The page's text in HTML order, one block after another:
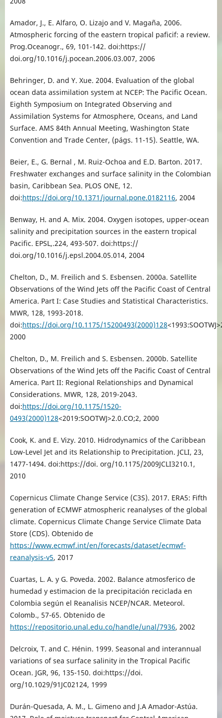
Amador, J., E. Alfaro, O. Lizajo and V. Magaña, 2006.
Atmospheric forcing of the eastern tropical paficif: a review.
Prog.Oceanogr., 69, 101-142. doi:https://
doi.org/10.1016/j.pocean.2006.03.007, 2006
Behringer, D. and Y. Xue. 2004. Evaluation of the global
ocean data assimilation system at NCEP: The Pacific Ocean.
Eighth Symposium on Integrated Observing and
Assimilation Systems for Atmosphere, Oceans, and Land
Surface. AMS 84th Annual Meeting, Washington State
Convention and Trade Center, (págs. 11-15). Seattle, WA.
Beier, E., G. Bernal , M. Ruiz-Ochoa and E.D. Barton. 2017.
Freshwater exchanges and surface salinity in the Colombian
basin, Caribbean Sea. PLOS ONE, 12.
doi:https://doi.org/10.1371/journal.pone.0182116, 2004
Benway, H. and A. Mix. 2004. Oxygen isotopes, upper-ocean
salinity and precipitation sources in the eastern tropical
Pacific. EPSL,.224, 493-507. doi:https://
doi.org/10.1016/j.epsl.2004.05.014, 2004
Chelton, D., M. Freilich and S. Esbensen. 2000a. Satellite
Observations of the Wind Jets off the Pacific Coast of Central
America. Part I: Case Studies and Statistical Characteristics.
MWR, 128, 1993-2018.
doi:https://doi.org/10.1175/15200493(2000)128
2000
Chelton, D., M. Freilich and S. Esbensen. 2000b. Satellite
Observations of the Wind Jets off the Pacific Coast of Central
America. Part II: Regional Relationships and Dynamical
Considerations. MWR, 128, 2019-2043.
doi:https://doi.org/10.1175/1520-
0493(2000)128<2019:SOOTWJ>2.0.CO;2, 2000
Cook, K. and E. Vizy. 2010. Hidrodynamics of the Caribbean
Low-Level Jet and its Relationship to Precipitation. JCLI, 23,
1477-1494. doi:https://doi. org/10.1175/2009JCLI3210.1,
2010
Copernicus Climate Change Service (C3S). 2017. ERA5: Fifth
generation of ECMWF atmospheric reanalyses of the global
climate. Copernicus Climate Change Service Climate Data
Store (CDS). Obtenido de
https://www.ecmwf.int/en/forecasts/dataset/ecmwf-
reanalysis-v5, 2017
Cuartas, L. A. y G. Poveda. 2002. Balance atmosferico de
humedad y estimacion de la precipitación reciclada en
Colombia según el Reanalisis NCEP/NCAR. Meteorol.
Colomb., 57-65. Obtenido de
https://repositorio.unal.edu.co/handle/unal/7936, 2002
Delcroix, T. and C. Hénin. 1999. Seasonal and interannual
variations of sea surface salinity in the Tropical Pacific
Ocean. JGR, 96, 135-150. doi:https://doi.
org/10.1029/91JC02124, 1999
Durán-Quesada, A. M., L. Gimeno and J.A Amador-Astúa.